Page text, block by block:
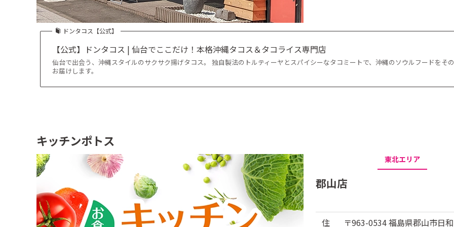
ドンタコス【公式】
【公式】ドンタコス | 仙台でここだけ！本格沖縄タコス＆タコライス専門店
仙台で出会う、沖縄スタイルのサクサク揚げタコス。 独自製法のトルティーヤとスパイシーなタコミートで、沖縄のソウルフードをそ
お届けします。
キッチンポトス
東北エリア
郡山店
住 〒963-0534 福島県郡山市日